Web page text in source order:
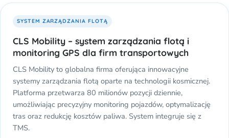
SYSTEM ZARZĄDZANIA FLOTĄ
CLS Mobility – system zarządzania flotą i
monitoring GPS dla firm transportowych
CLS Mobility to globalna firma oferująca innowacyjne
systemy zarządzania flotą oparte na technologii kosmicznej.
Platforma przetwarza 80 milionów pozycji dziennie,
umożliwiając precyzyjny monitoring pojazdów, optymalizację
tras oraz redukcję kosztów paliwa. System integruje się z
TMS.